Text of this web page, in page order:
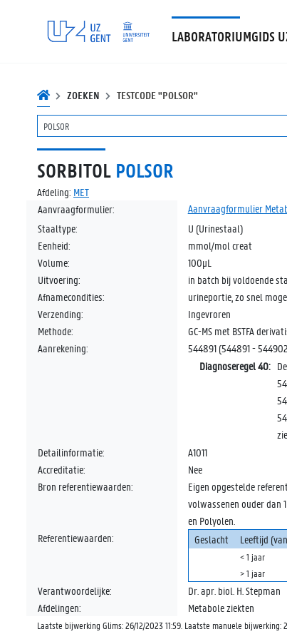
LABORATORIUMGIDS
ZOEKEN TESTCODE "POLSOR"
SORBITOL POLSOR
Afdeling: MET
Aanvraagformulier:
Aanvraagformulier
Staaltype:
U (Urinestaal)
Eenheid:
mmol/mol creat
Volume:
100µL
Uitvoering:
in batch bij voldoende
Afnamecondities:
urineportie, zo snel
Verzending:
Ingevroren
Methode:
GC-MS met BSTFA
Aanrekening:
544891 (544891 -
Diagnoseregel 40:
Detailinformatie:
A1011
Accreditatie:
Nee
Bron referentiewaarden:
Eigen opgestelde
volwassenen ouder dan
en Polyolen.
Referentiewaarden:
Geslacht Leeftijd
< 1 jaar
> 1 jaar
Verantwoordelijke:
Dr. apr. biol. H. Stepman
Afdelingen:
Metabole ziekten
Laatste bijwerking Glims: 26/12/2023 11:59. Laatste manuele bijwerking: